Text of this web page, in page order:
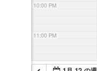
10:00 PM
11:00 PM